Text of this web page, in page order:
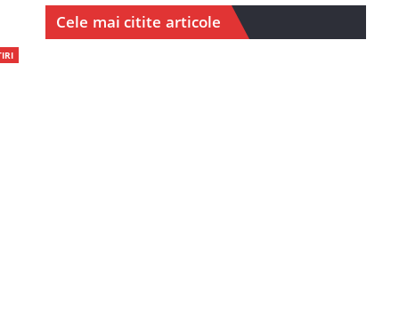
Cele mai citite articole